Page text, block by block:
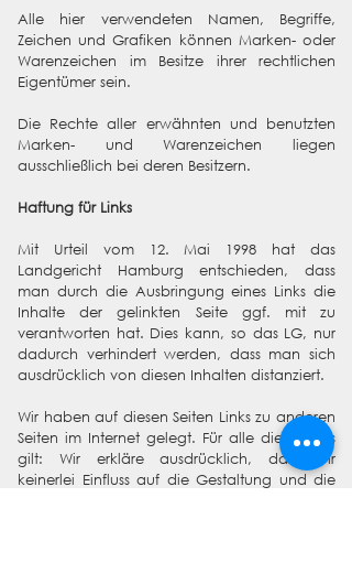
Alle hier verwendeten Namen, Begriffe,
Zeichen und Grafiken können Marken- oder
Warenzeichen im Besitze ihrer rechtlichen
Eigentümer sein.
Die Rechte aller erwähnten und benutzten
Marken- und Warenzeichen liegen
ausschließlich bei deren Besitzern.
Haftung für Links
Mit Urteil vom 12. Mai 1998 hat das
Landgericht Hamburg entschieden, dass
man durch die Ausbringung eines Links die
Inhalte der gelinkten Seite ggf. mit zu
verantworten hat. Dies kann, so das LG, nur
dadurch verhindert werden, dass man sich
ausdrücklich von diesen Inhalten distanziert.
Wir haben auf diesen Seiten Links zu anderen
Seiten im Internet gelegt. Für alle diese Links
gilt: Wir erkläre ausdrücklich, dass wir
keinerlei Einfluss auf die Gestaltung und die